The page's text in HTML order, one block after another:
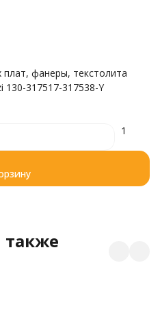
плат, фанеры, текстолита
317517-317538-Y
1
также